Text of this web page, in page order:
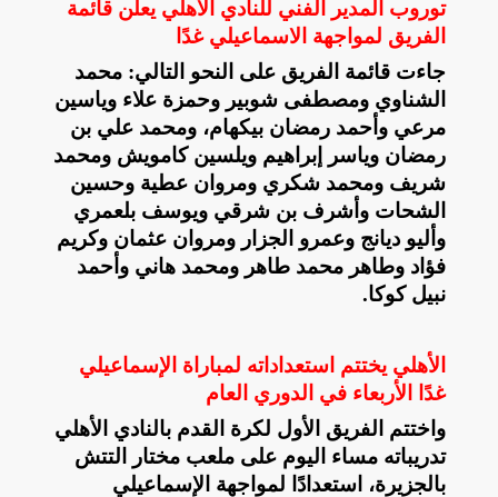
توروب المدير الفني للنادي الأهلي يعلن قائمة
الفريق لمواجهة الاسماعيلي غدًا
جاءت قائمة الفريق على النحو التالي: محمد
الشناوي ومصطفى شوبير وحمزة علاء وياسين
مرعي وأحمد رمضان بيكهام، ومحمد ‏علي بن
رمضان وياسر إبراهيم ويلسين كامويش ومحمد
شريف ومحمد شكري ومروان عطية وحسين
الشحات وأشرف بن شرقي ‏ويوسف بلعمري
وأليو ديانج وعمرو الجزار ومروان عثمان وكريم
فؤاد وطاهر محمد طاهر ومحمد هاني وأحمد
نبيل كوكا.‏
الأهلي يختتم استعداداته لمباراة الإسماعيلي
غدًا الأربعاء في الدوري العام
واختتم الفريق الأول لكرة القدم بالنادي الأهلي
تدريباته مساء اليوم على ملعب مختار التتش
بالجزيرة، استعدادًا لمواجهة الإسماعيلي